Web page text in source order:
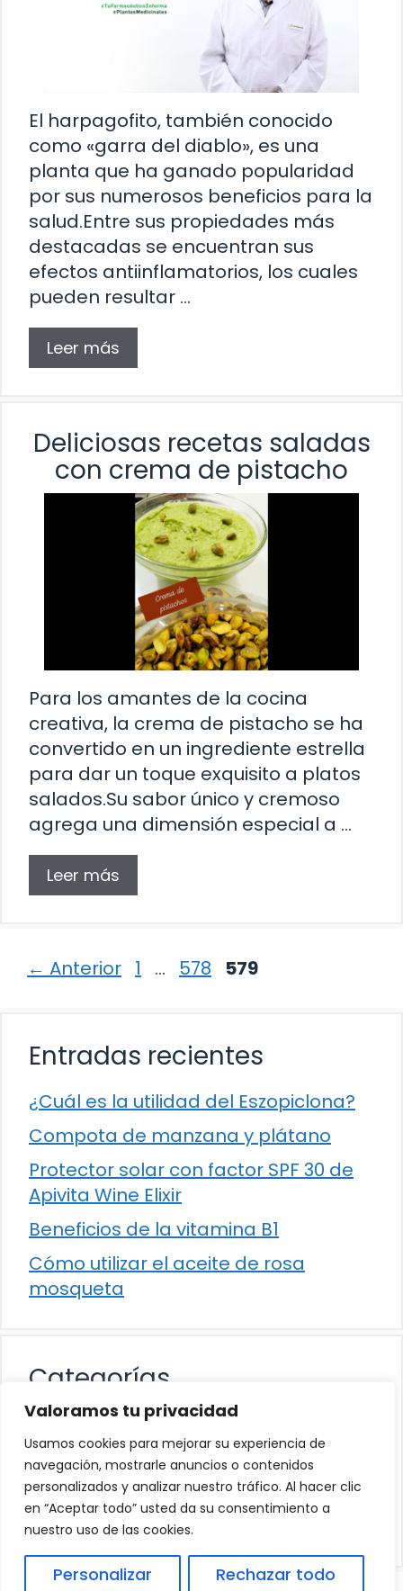
Valoramos tu privacidad
Usamos cookies para mejorar su experiencia de
navegación, mostrarle anuncios o contenidos
personalizados y analizar nuestro tráfico. Al hacer clic
en “Aceptar todo” usted da su consentimiento a
nuestro uso de las cookies.
Personalizar Rechazar todo
El harpagofito, también conocido
como «garra del diablo», es una
planta que ha ganado popularidad
por sus numerosos beneficios para la
salud.Entre sus propiedades más
destacadas se encuentran sus
efectos antiinflamatorios, los cuales
pueden resultar …
Leer más
Deliciosas recetas saladas
con crema de pistacho
Para los amantes de la cocina
creativa, la crema de pistacho se ha
convertido en un ingrediente estrella
para dar un toque exquisito a platos
salados.Su sabor único y cremoso
agrega una dimensión especial a …
Leer más
← Anterior Página
1 … Página
578 Página
579
Entradas recientes
¿Cuál es la utilidad del Eszopiclona?
Compota de manzana y plátano
Protector solar con factor SPF 30 de
Apivita Wine Elixir
Beneficios de la vitamina B1
Cómo utilizar el aceite de rosa
mosqueta
Categorías
Alimentación
Destacados
Hogar
Salud